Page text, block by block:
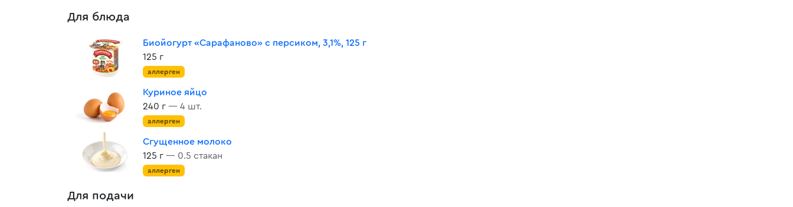
Для блюда
Биойогурт «Сарафаново» с персиком, 3,1%, 125 г
125 г
аллерген
Куриное яйцо
240 г — 4 шт.
аллерген
Сгущенное молоко
125 г — 0.5 стакан
аллерген
Для подачи